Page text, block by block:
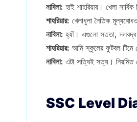
নাবিলা: হাই শাহরিয়ার। খেলা
শাহরিয়ার: খেলাধুলা নৈতিক
নাবিলা: হ্যাঁ। এগুলো সততা, দলবদ্ধ
শাহরিয়ার: আমি স্কুলের ফুটবল টিমে
নাবিলা: এটা সত্যিই সত্য।
SSC Level